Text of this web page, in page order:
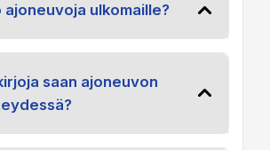
ulkomaille?
saan ajoneuvon